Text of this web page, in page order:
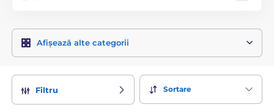
Afișează alte categorii
Filtru Sortare